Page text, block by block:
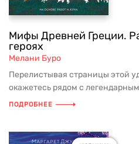
Мифы Древней Греции.
героях
Мелани Буро
Перелистывая страницы этой
окажетесь рядом с
ПОДРОБНЕЕ